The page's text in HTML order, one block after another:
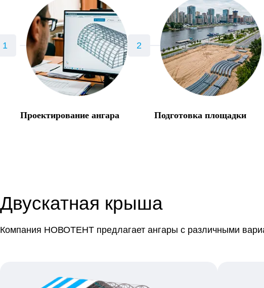
Проектирование ангара Подготовка площадки
Двускатная крыша
Компания НОВОТЕНТ предлагает ангары с различными